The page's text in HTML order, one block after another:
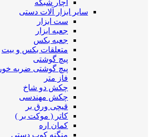
آچار شبکه
سایر ابزار آلات دستی
ست ابزار
جعبه ابزار
جعبه بکس
متعلقات بکس و بیت
پیچ گوشتی
پیچ گوشتی ضربه خور
فاز متر
چکش دو شاخ
چکش مهندسی
قیچی ورق بر
کاتر ( موکت بر )
کمان اره
منگنه کوب دستی